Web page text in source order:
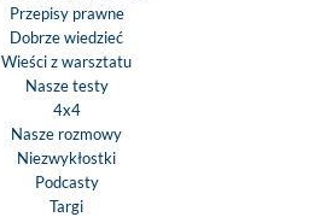
Przepisy prawne
Dobrze wiedzieć
Wieści z warsztatu
Nasze testy
4x4
Nasze rozmowy
Niezwykłostki
Podcasty
Targi